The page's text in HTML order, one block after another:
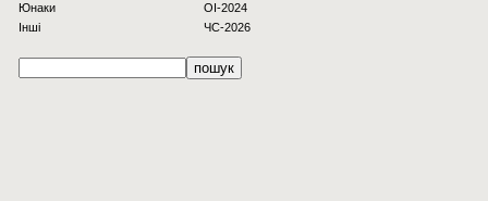
Юнаки
Інші
OI-2024
ЧС-2026